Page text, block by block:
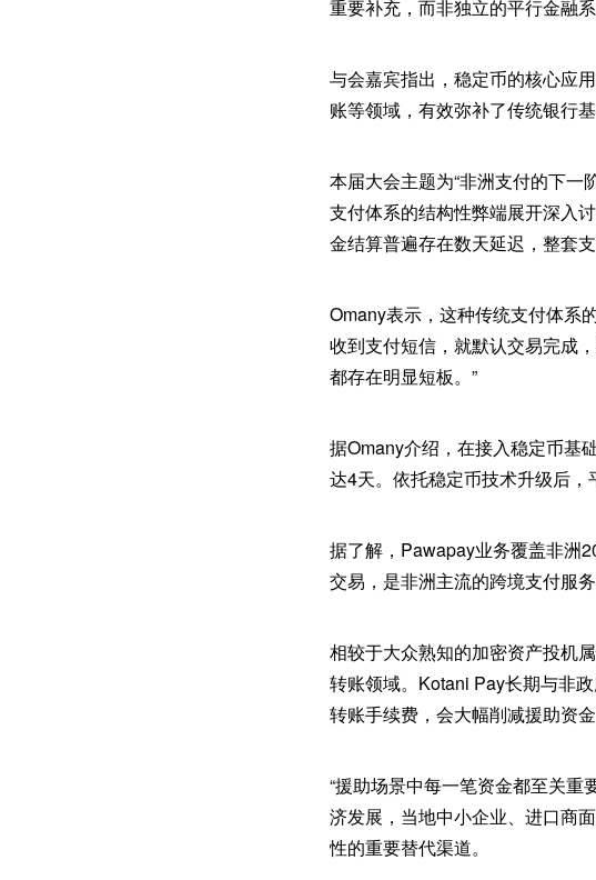
重要补充，而非独立的平行金融系
与会嘉宾指出，稳定币的核心应
账等领域，有效弥补了传统银行
本届大会主题为“非洲支付的下一
支付体系的结构性弊端展开深入
金结算普遍存在数天延迟，整套
Omany表示，这种传统支付体系
收到支付短信，就默认交易完成
都存在明显短板。”
据Omany介绍，在接入稳定币基
达4天。依托稳定币技术升级后，
据了解，Pawapay业务覆盖非洲
交易，是非洲主流的跨境支付服务
相较于大众熟知的加密资产投机
转账领域。Kotani Pay长期与非
转账手续费，会大幅削减援助资金
“援助场景中每一笔资金都至关重
济发展，当地中小企业、进口商
性的重要替代渠道。